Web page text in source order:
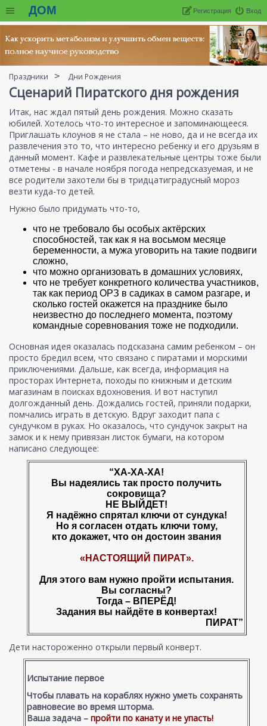
ДОМ Вход
Регистрация
Праздники Дни Рождения
Сценарий Пиратского дня рождения
Итак, нас ждал пятый день рождения. Можно сказать
юбилей. Хотелось что-то интересное и запоминающееся.
Приглашать клоунов я не стала – не ново, да и не всегда их
развлечения это то, что интересно ребенку и его друзьям в
данный момент. Кафе и развлекательные центры тоже были
отметены - в начале ноября погода непредсказуемая, и не
все родители захотели бы в тридцатиградусный мороз
везти куда-то детей.
Нужно было придумать что-то,
что не требовало бы особых актёрских
способностей, так как я на восьмом месяце
беременности, а мужа уговорить на такие подвиги
сложно,
что можно организовать в домашних условиях,
что не требует конкретного количества участников,
так как период ОРЗ в садиках в самом разгаре, и
сколько гостей окажется на празднике было
неизвестно до последнего момента, поэтому
командные соревнования тоже не подходили.
Основная идея оказалась подсказана самим ребенком – он
просто бредил всем, что связано с пиратами и морскими
приключениями. Дальше, как всегда, информация на
просторах Интернета, походы по книжным и детским
магазинам в поисках вдохновения. И вот наступил
долгожданный день. Дождались гостей, приняли подарки,
помчались играть в детскую. Вдруг заходит папа с
сундучком в руках. Но оказалось, что сундучок закрыт на
замок и к нему привязан листок бумаги, на котором
написано следующее:
“ХА-ХА-ХА!
Вы надеялись так просто получить
сокровища?
НЕ ВЫЙДЕТ!
Я надёжно спрятал ключи от сундука!
Но я согласен отдать ключи тому,
кто докажет, что он достоин звания
«НАСТОЯЩИЙ ПИРАТ».
Для этого вам нужно пройти испытания.
Вы согласны?
Тогда – ВПЕРЁД!
Задания вы найдёте в конвертах!
ПИРАТ”
Дети настороженно открыли первый конверт.
Испытание первое
Чтобы плавать на кораблях нужно уметь сохранять
равновесие во время шторма.
Ваша задача – пройти по канату и не упасть!